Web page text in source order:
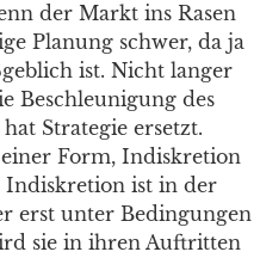
der Markt ins Rasen
Planung schwer, da ja
ist. Nicht langer
Beschleunigung des
Strategie ersetzt.
Form, Indiskretion
ist in der
erst unter Bedingungen
sie in ihren Auftritten